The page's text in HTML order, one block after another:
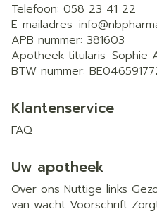
Telefoon: 058 23 41 22
E-mailadres: info@
APB nummer: 381603
Apotheek titularis: Sophie
BTW nummer:
Klantenservice
FAQ
Uw apotheek
Over ons Nuttige links
van wacht Voorschrift